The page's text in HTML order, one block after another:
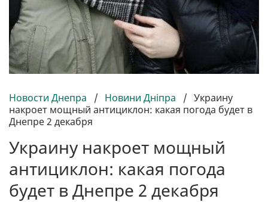
Новости Днепра / Новини Дніпра / Украину
накроет мощный антициклон: какая погода будет в
Днепре 2 декабря
Украину накроет мощный
антициклон: какая погода
будет в Днепре 2 декабря